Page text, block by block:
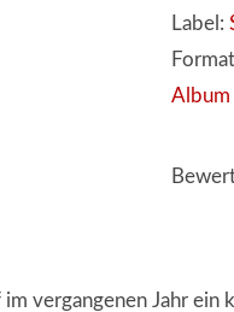
Label:
Album
im vergangenen Jahr